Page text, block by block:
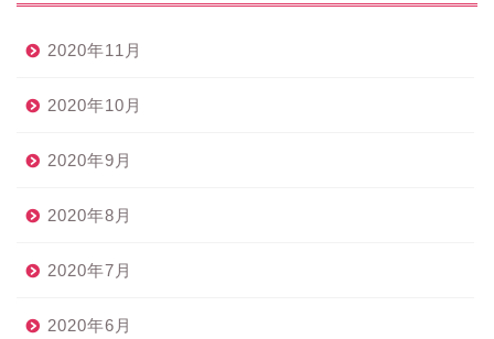
2020年11月
2020年10月
2020年9月
2020年8月
2020年7月
2020年6月